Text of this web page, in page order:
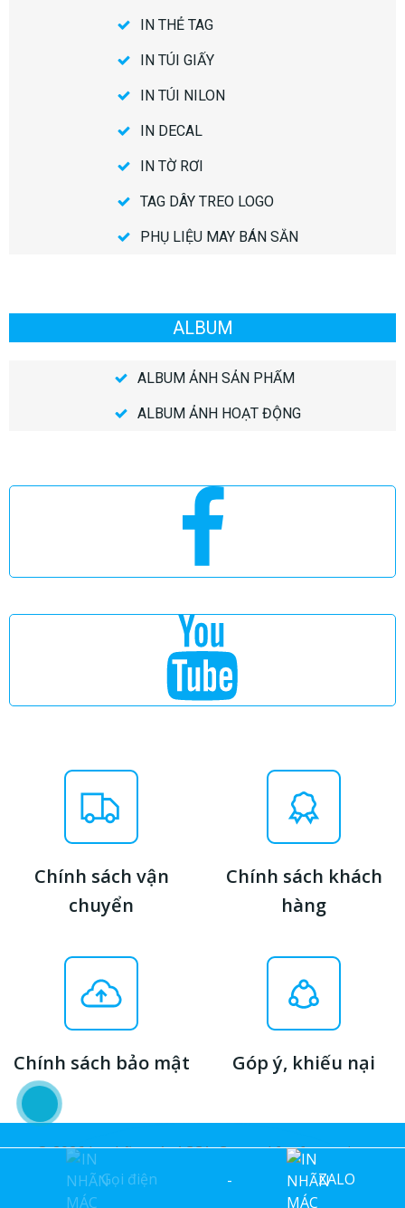
Gọi điện - ZALO
IN THẺ TAG
IN TÚI GIẤY
IN TÚI NILON
IN DECAL
IN TỜ RƠI
TAG DÂY TREO LOGO
PHỤ LIỆU MAY BÁN SẴN
ALBUM
ALBUM ẢNH SẢN PHẨM
ALBUM ẢNH HOẠT ĐỘNG
Chính sách vận
chuyển
Chính sách khách
hàng
Chính sách bảo mật Góp ý, khiếu nại
© 2026 In nhãn mác ACCA. Created for free using
WordPress and